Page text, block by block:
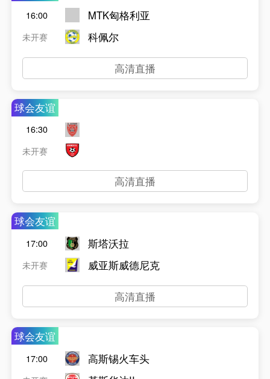
16:00
未开赛
MTK匈格利亚
科佩尔
高清直播
球会友谊
16:30
未开赛
高清直播
球会友谊
17:00
未开赛
斯塔沃拉
威亚斯威德尼克
高清直播
球会友谊
17:00
高斯锡火车头